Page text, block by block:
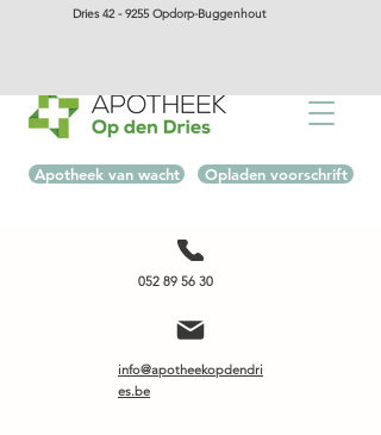
Apotheek van wacht Opladen voorschrift
Dries 42 - 9255 Opdorp-Buggenhout
052 89 56 30
info@apotheekopdendri
es.be